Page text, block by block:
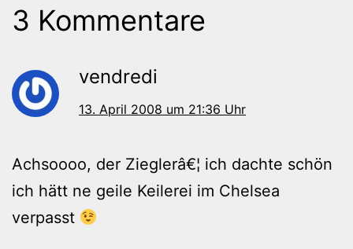
3 Kommentare
vendredi
13. April 2008 um 21:36 Uhr
Achsoooo, der Zieglerâ€¦ ich dachte schön
ich hätt ne geile Keilerei im Chelsea
verpasst